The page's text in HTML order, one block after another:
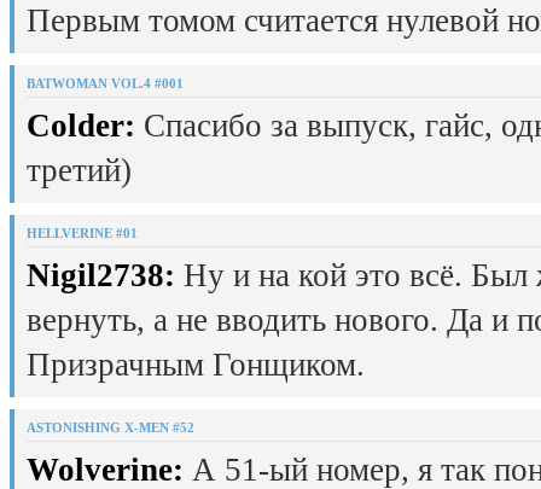
Первым томом считается нулевой
BATWOMAN VOL.4 #001
Colder: Спасибо за выпуск, гайс,
третий)
HELLVERINE #01
Nigil2738: Ну и на кой это всё.
вернуть, а не вводить нового. Да и
Призрачным Гонщиком.
ASTONISHING X-MEN #52
Wolverine: А 51-ый номер, я так